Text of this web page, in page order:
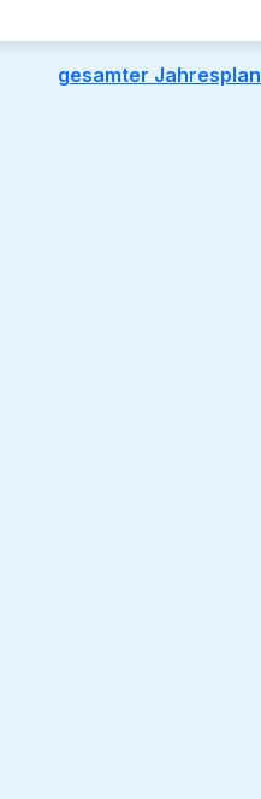
gesamter Jahresplan